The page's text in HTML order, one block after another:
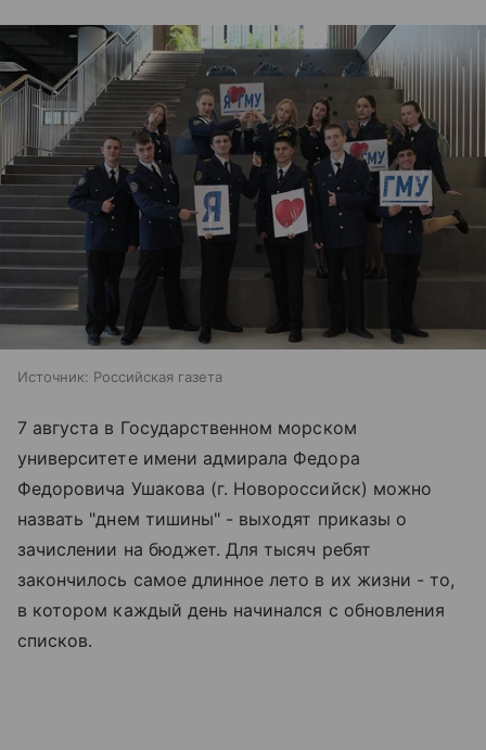
Источник: Российская газета
7 августа в Государственном морском
университете имени адмирала Федора
Федоровича Ушакова (г. Новороссийск) можно
назвать "днем тишины" - выходят приказы о
зачислении на бюджет. Для тысяч ребят
закончилось самое длинное лето в их жизни - то,
в котором каждый день начинался с обновления
списков.